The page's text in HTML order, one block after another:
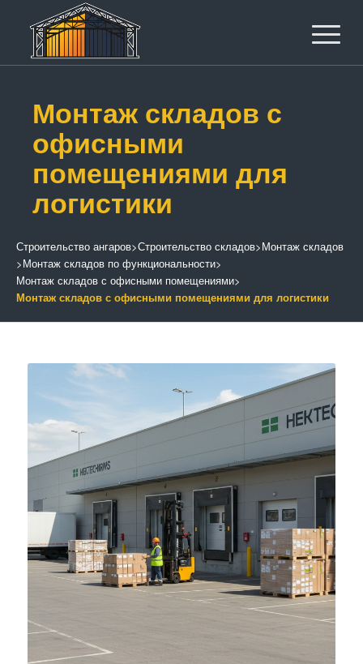
Монтаж складов с
офисными
помещениями для
логистики
Строительство ангаров>Строительство складов>Монтаж складов
>Монтаж складов по функциональности>
Монтаж складов с офисными помещениями>
Монтаж складов с офисными помещениями для логистики